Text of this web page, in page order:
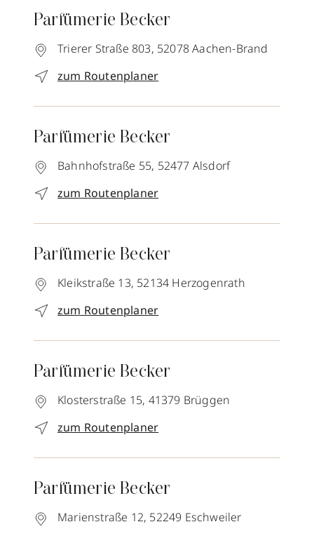
Parfümerie Becker
Trierer Straße 803, 52078Aachen-Brand
zum Routenplaner
Parfümerie Becker
Bahnhofstraße 55, 52477 Alsdorf
zum Routenplaner
Parfümerie Becker
Kleikstraße 13, 52134 Herzogenrath
zum Routenplaner
Parfümerie Becker
Klosterstraße 15, 41379 Brüggen
zum Routenplaner
Parfümerie Becker
Marienstraße 12, 52249 Eschweiler